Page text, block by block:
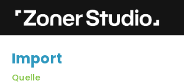
Import
Quelle